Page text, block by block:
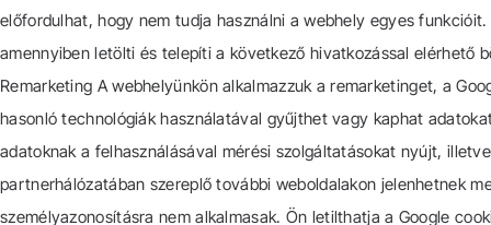
előfordulhat, hogy nem tudja használni a webhely egyes
amennyiben letölti és telepíti a következő hivatkozással elérhető
Remarketing A webhelyünkön alkalmazzuk a remarketinget, a
hasonló technológiák használatával gyűjthet vagy kaphat
adatoknak a felhasználásával mérési szolgáltatásokat nyújt,
partnerhálózatában szereplő további weboldalakon jelenhetnek
személyazonosításra nem alkalmasak. Ön letilthatja a Google